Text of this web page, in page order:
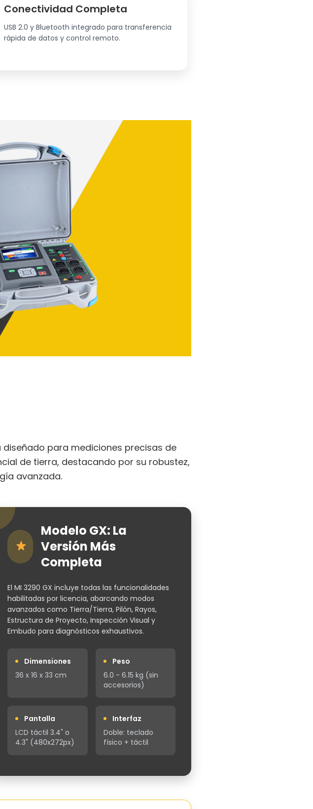
Conectividad Completa
USB 2.0 y Bluetooth integrado para transferencia
rápida de datos y control remoto.
diseñado para mediciones precisas de
de tierra, destacando por su robustez,
avanzada.
Modelo GX: La
Versión Más
Completa
El MI 3290 GX incluye todas las funcionalidades
habilitadas por licencia, abarcando modos
avanzados como Tierra/Tierra, Pilón, Rayos,
Estructura de Proyecto, Inspección Visual y
Embudo para diagnósticos exhaustivos.
Dimensiones
36 x 16 x 33 cm
Peso
6.0 - 6.15 kg (sin
accesorios)
Pantalla
LCD táctil 3.4" o
4.3" (480x272px)
Interfaz
Doble: teclado
físico + táctil